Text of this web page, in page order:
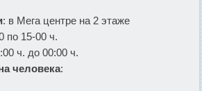
: в Мега центре на 2 этаже
по 15-00 ч.
ч. до 00:00 ч.
человека: